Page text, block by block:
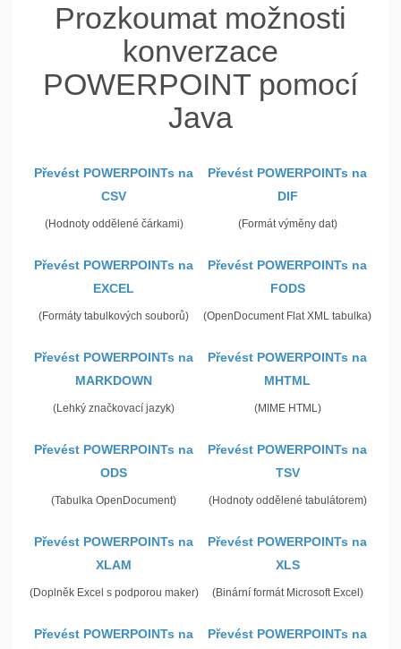
Prozkoumat možnosti
konverzace
POWERPOINT pomocí
Java
Převést POWERPOINTs na
CSV
(Hodnoty oddělené čárkami)
Převést POWERPOINTs na
DIF
(Formát výměny dat)
Převést POWERPOINTs na
EXCEL
(Formáty tabulkových souborů)
Převést POWERPOINTs na
FODS
(OpenDocument Flat XML tabulka)
Převést POWERPOINTs na
MARKDOWN
(Lehký značkovací jazyk)
Převést POWERPOINTs na
MHTML
(MIME HTML)
Převést POWERPOINTs na
ODS
(Tabulka OpenDocument)
Převést POWERPOINTs na
TSV
(Hodnoty oddělené tabulátorem)
Převést POWERPOINTs na
XLAM
(Doplněk Excel s podporou maker)
Převést POWERPOINTs na
XLS
(Binární formát Microsoft Excel)
Převést POWERPOINTs na
Převést POWERPOINTs na